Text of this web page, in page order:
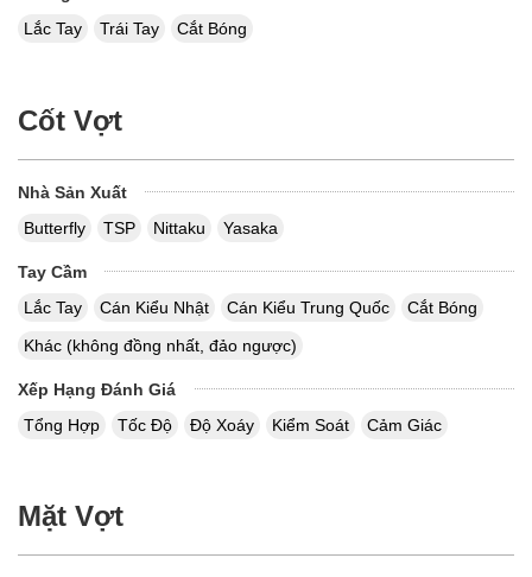
Lắc Tay
Trái Tay Cắt Bóng
Cốt Vợt
Nhà Sản Xuất
Butterfly
TSP Nittaku Yasaka
Tay Cầm
Lắc Tay
Cán Kiểu Nhật Cán Kiểu Trung Quốc
Cắt Bóng
Khác (không đồng nhất, đảo ngược)
Xếp Hạng Đánh Giá
Tổng Hợp
Tốc Độ Độ Xoáy Kiểm Soát Cảm Giác
Mặt Vợt